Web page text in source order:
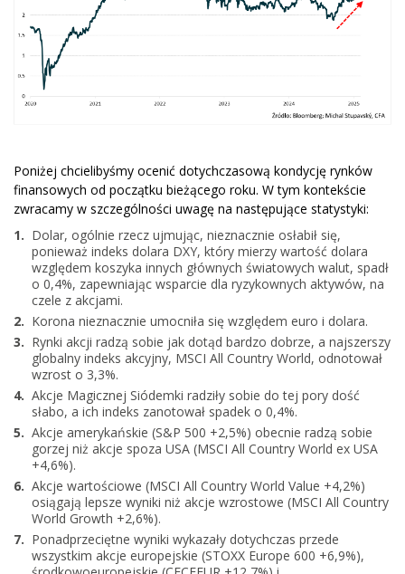
Poniżej chcielibyśmy ocenić dotychczasową kondycję rynków
finansowych od początku bieżącego roku. W tym kontekście
zwracamy w szczególności uwagę na następujące statystyki:
Dolar, ogólnie rzecz ujmując, nieznacznie osłabił się,
ponieważ indeks dolara DXY, który mierzy wartość dolara
względem koszyka innych głównych światowych walut, spadł
o 0,4%, zapewniając wsparcie dla ryzykownych aktywów, na
czele z akcjami.
Korona nieznacznie umocniła się względem euro i dolara.
Rynki akcji radzą sobie jak dotąd bardzo dobrze, a najszerszy
globalny indeks akcyjny, MSCI All Country World, odnotował
wzrost o 3,3%.
Akcje Magicznej Siódemki radziły sobie do tej pory dość
słabo, a ich indeks zanotował spadek o 0,4%.
Akcje amerykańskie (S&P 500 +2,5%) obecnie radzą sobie
gorzej niż akcje spoza USA (MSCI All Country World ex USA
+4,6%).
Akcje wartościowe (MSCI All Country World Value +4,2%)
osiągają lepsze wyniki niż akcje wzrostowe (MSCI All Country
World Growth +2,6%).
Ponadprzeciętne wyniki wykazały dotychczas przede
wszystkim akcje europejskie (STOXX Europe 600 +6,9%),